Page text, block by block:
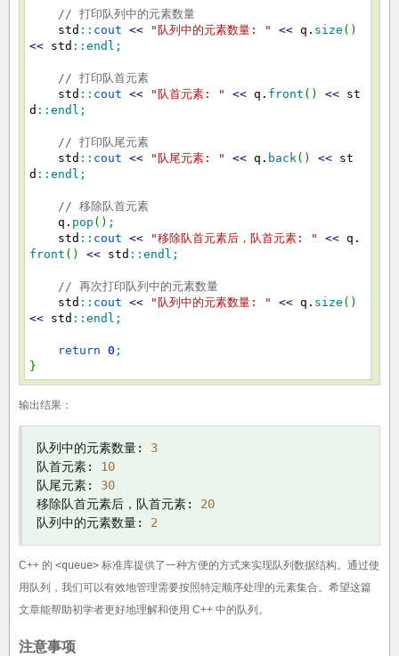
// 打印队列中的元素数量
std :: cout << "队列中的元素数量: " << q. size ( )
<< std :: endl ;
// 打印队首元素
std :: cout << "队首元素: " << q. front ( ) << st
d :: endl ;
// 打印队尾元素
std :: cout << "队尾元素: " << q. back( ) << st
d :: endl ;
// 移除队首元素
q. pop ( ) ;
std :: cout << "移除队首元素后，队首元素: " << q.
front ( ) << std :: endl ;
// 再次打印队列中的元素数量
std :: cout << "队列中的元素数量: " << q. size ( )
<< std :: endl ;
return 0 ;
}
输出结果：
队列中的元素数量:
3
队首元素:
10
队尾元素:
30
移除队首元素后，队首元素:
20
队列中的元素数量:
2
C++ 的 <queue> 标准库提供了一种方便的方式来实现队列数据结构。通过使
用队列，我们可以有效地管理需要按照特定顺序处理的元素集合。希望这篇
文章能帮助初学者更好地理解和使用 C++ 中的队列。
注意事项